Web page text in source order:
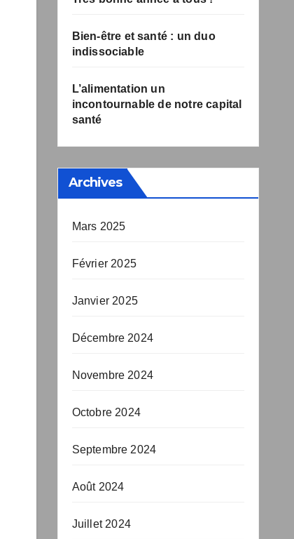
Bien-être et santé : un duo
indissociable
L’alimentation un
incontournable de notre
capital santé
Archives
Mars 2025
Février 2025
Janvier 2025
Décembre 2024
Novembre 2024
Octobre 2024
Septembre 2024
Août 2024
Juillet 2024